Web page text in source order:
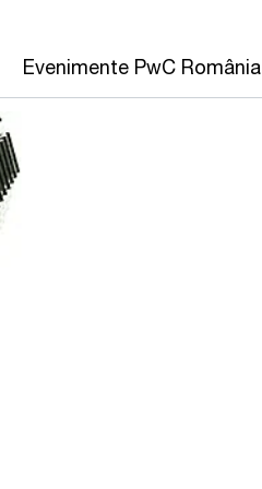
Evenimente PwC România